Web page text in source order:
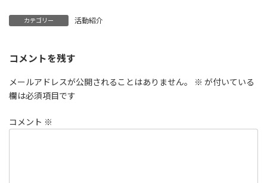
カテゴリー 活動紹介
コメントを残す
メールアドレスが公開されることはありません。 ※ が付いている
欄は必須項目です
コメント ※